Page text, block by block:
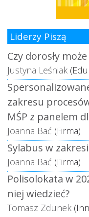
Liderzy Piszą
Czy dorosły
Justyna Leśniak
zakresu
MŚP z panelem
Joanna Bać (Firma)
Sylabus w
Joanna Bać (Firma)
Polisolokata w
niej wiedzieć?
Tomasz Zdunek